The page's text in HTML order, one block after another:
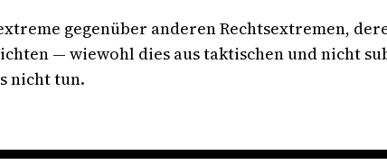
gegenüber anderen Rechtsextremen,
— wiewohl dies aus taktischen und nicht
nicht tun.